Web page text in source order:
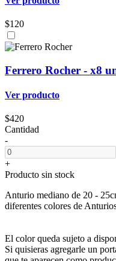
$120
Ferrero Rocher - x8
Ver producto
$420
Cantidad
-
+
Producto sin stock
Anturio mediano de 20 -
diferentes colores de
El color queda sujeto a
Si quisieras agregarle un